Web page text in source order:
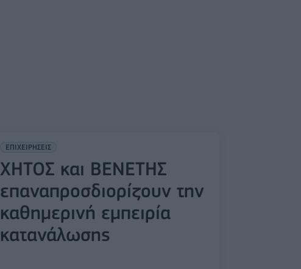
ΕΠΙΧΕΙΡΗΣΕΙΣ
ΧΗΤΟΣ και ΒΕΝΕΤΗΣ
επαναπροσδιορίζουν την
καθημερινή εμπειρία
κατανάλωσης